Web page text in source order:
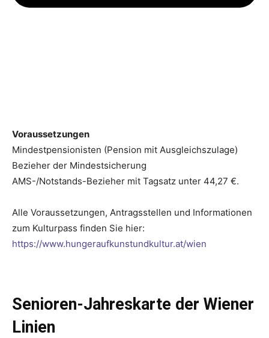
Voraussetzungen
Mindestpensionisten (Pension mit Ausgleichszulage)
Bezieher der Mindestsicherung
AMS-/Notstands-Bezieher mit Tagsatz unter 44,27 €.
Alle Voraussetzungen, Antragsstellen und Informationen
zum Kulturpass finden Sie hier:
https://www.hungeraufkunstundkultur.at/wien
Senioren-Jahreskarte der Wiener
Linien